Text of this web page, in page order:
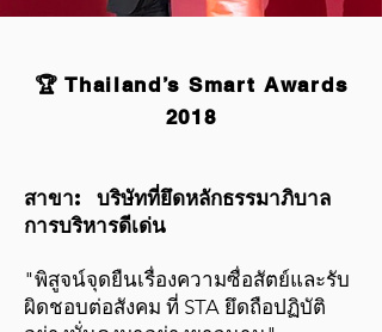
🏆 Thailand’s Smart Awards
2018
สาขา: บริษัทที่ยึดหลักธรรมาภิบาล
การบริหารดีเด่น
"พิสูจน์จุดยืนเรื่องความซื่อสัตย์และรับ
ผิดชอบต่อสังคม ที่ STA ยึดถือปฏิบัติ